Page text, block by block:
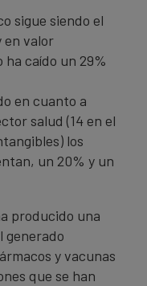
sigue siendo el
en valor
caído un 29%
en cuanto a
salud (14 en el
los
un 20% y un
producido una
generado
y vacunas
que se han